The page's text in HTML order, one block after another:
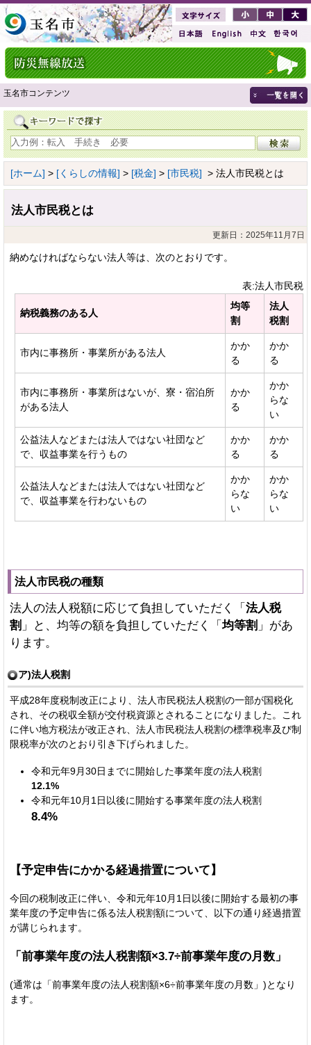
玉名市コンテンツ
[ホーム] > [くらしの情報] > [税金] > [市民税] > 法人市民税とは
法人市民税とは
更新日：2025年11月7日
納めなければならない法人等は、次のとおりです。
表:法人市民税
納税義務のある人
均等
割
法人
税割
市内に事務所・事業所がある法人
かか
る
かか
る
市内に事務所・事業所はないが、寮・宿泊所
がある法人
かか
る
かか
らな
い
公益法人などまたは法人ではない社団など
で、収益事業を行うもの
かか
る
かか
る
公益法人などまたは法人ではない社団など
で、収益事業を行わないもの
かか
らな
い
かか
らな
い
法人市民税の種類
法人の法人税額に応じて負担していただく「法人税
割 」と、均等の額を負担していただく「均等割 」があ
ります。
ア)法人税割
平成28年度税制改正により、法人市民税法人税割の一部が国税化
され、その税収全額が交付税資源とされることになりました。これ
に伴い地方税法が改正され、法人市民税法人税割の標準税率及び制
限税率が次のとおり引き下げられました。
令和元年9月30日までに開始した事業年度の法人税割
12.1%
令和元年10月1日以後に開始する事業年度の法人税割
8.4%
【予定申告にかかる経過措置について】
今回の税制改正に伴い、令和元年10月1日以後に開始する最初の事
業年度の予定申告に係る法人税割額について、以下の通り経過措置
が講じられます。
「前事業年度の法人税割額×3.7÷前事業年度の月数」
(通常は「前事業年度の法人税割額×6÷前事業年度の月数」)となり
ます。